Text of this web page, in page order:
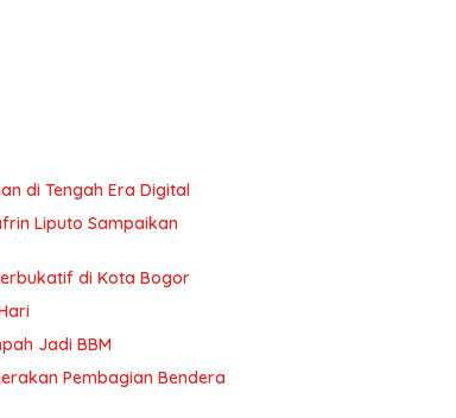
di Tengah Era Digital
Liputo Sampaikan
di Kota Bogor
Jadi BBM
Pembagian Bendera